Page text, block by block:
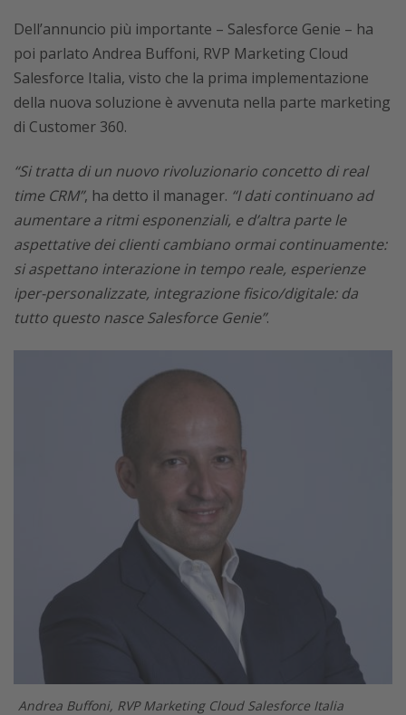
Dell’annuncio più importante – Salesforce Genie – ha
poi parlato Andrea Buffoni, RVP Marketing Cloud
Salesforce Italia, visto che la prima implementazione
della nuova soluzione è avvenuta nella parte marketing
di Customer 360.
“Si tratta di un nuovo rivoluzionario concetto di real
time CRM”, ha detto il manager. “I dati continuano ad
aumentare a ritmi esponenziali, e d’altra parte le
aspettative dei clienti cambiano ormai continuamente:
si aspettano interazione in tempo reale, esperienze
iper-personalizzate, integrazione fisico/digitale: da
tutto questo nasce Salesforce Genie”.
Andrea Buffoni, RVP Marketing Cloud Salesforce Italia